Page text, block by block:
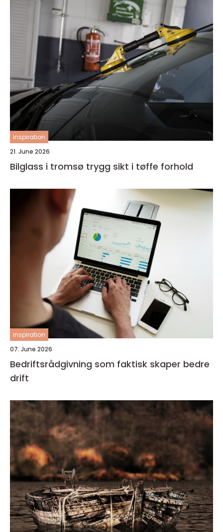
inspiration
21. June 2026
Bilglass i tromsø trygg sikt i tøffe forhold
inspiration
07. June 2026
Bedriftsrådgivning som faktisk skaper bedre
drift